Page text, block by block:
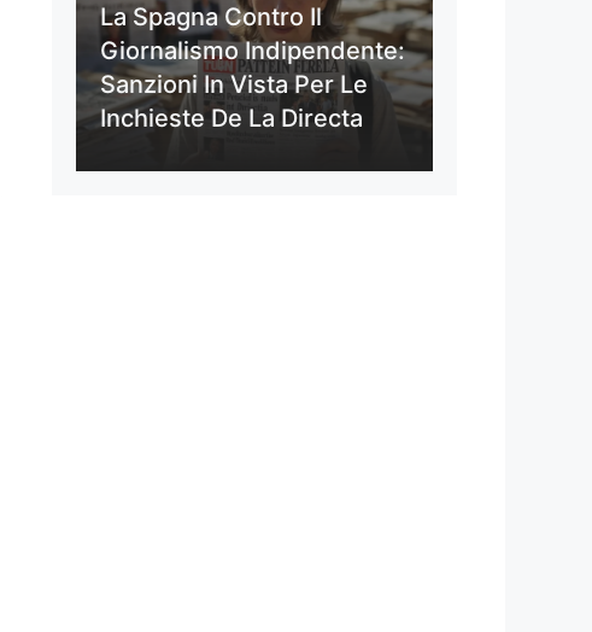
La Spagna Contro Il
Giornalismo Indipendente:
Sanzioni In Vista Per Le
Inchieste De La Directa